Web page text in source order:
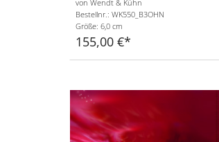
von Wendt & Kühn
Bestellnr.: WK550_B3OHN
Größe: 6,0 cm
155,00 €